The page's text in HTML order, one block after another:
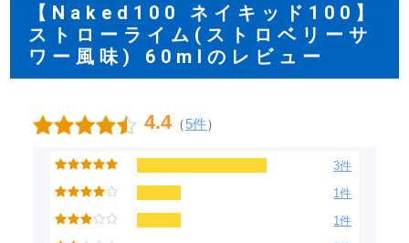
【Naked100 ネイキッド100】
ストローライム(ストロベリーサ
ワー風味) 60mlのレビュー
4.4（5件）
3件
1件
1件